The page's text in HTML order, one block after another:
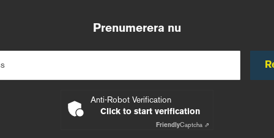
Prenumerera nu
Anti-Robot Verification
Click to start verification
FriendlyCaptcha ⇗